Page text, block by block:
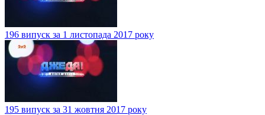
196 випуск за 1 листопада 2017 року
195 випуск за 31 жовтня 2017 року